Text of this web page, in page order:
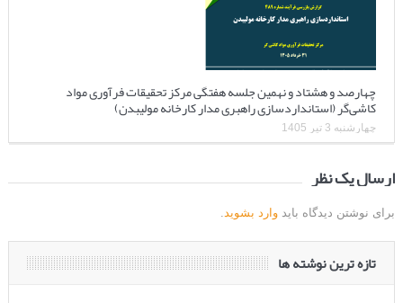
چهارصد و هشتاد و نهمین جلسه هفتگی مرکز تحقیقات فرآوری مواد
کاشی‌گر (استانداردسازی راهبری مدار کارخانه مولیبدن)
چهارشنبه 3 تیر 1405
ارسال یک نظر
برای نوشتن دیدگاه باید وارد بشوید.
تازه ترین نوشته ها